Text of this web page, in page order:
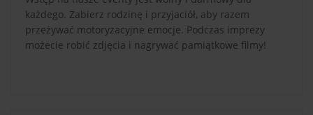
każdego. Zabierz rodzinę i przyjaciół, aby razem
przeżywać motoryzacyjne emocje. Podczas imprezy
możecie robić zdjęcia i nagrywać pamiątkowe filmy!